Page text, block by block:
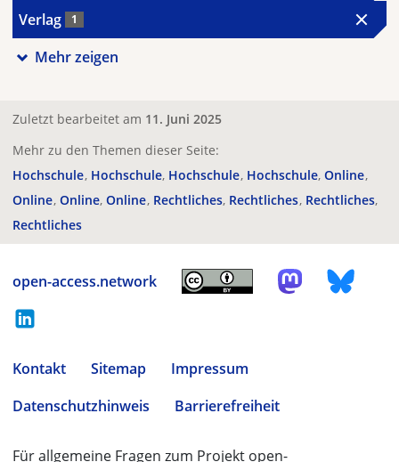
Verlag 1
Mehr zeigen
Zuletzt bearbeitet am 11. Juni 2025
Mehr zu den Themen dieser Seite:
Hochschule Hochschule Hochschule Hochschule Online
Online Online Online Rechtliches Rechtliches Rechtliches
Rechtliches
open-access.network
Kontakt Sitemap
Impressum
Datenschutzhinweis
Barrierefreiheit
Für allgemeine Fragen zum Projekt open-